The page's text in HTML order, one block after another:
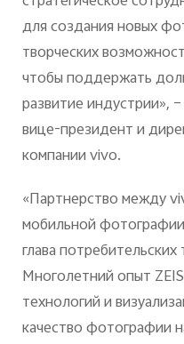
для создания новых
творческих
чтобы поддержать
развитие индустрии»,
вице-президент и
компании vivo.
«Партнерство между
мобильной
глава потребительских
Многолетний опыт
технологий и
качество фотографии